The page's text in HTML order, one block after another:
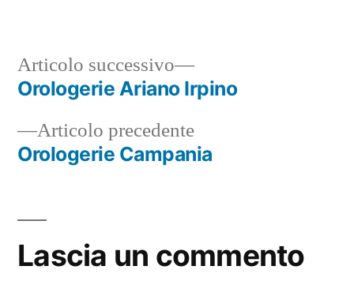
Navigazione
articoli
Articolo precedenteArticolo
precedente:
Orologerie Campania
Articolo successivo
Articolo
successivo:
Orologerie Ariano Irpino
Lascia un commento